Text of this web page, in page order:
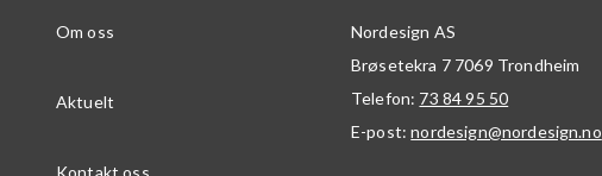
Om oss
Aktuelt
Kontakt oss
Nordesign AS
Brøsetekra 7 7069 Trondheim
Telefon: 73 84 95 50
E-post:nordesign@nordesign.no